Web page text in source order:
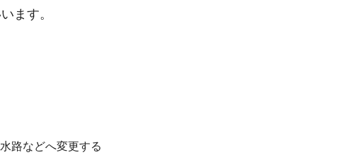
ます。
路などへ変更する